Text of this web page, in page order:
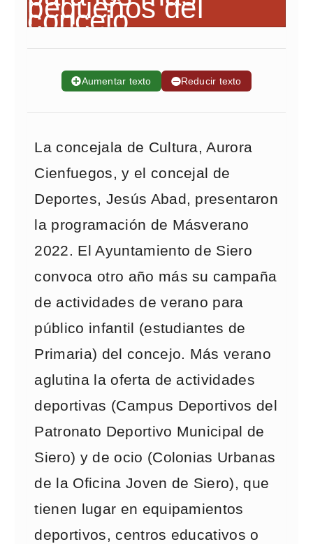
➕Aumentar texto ➖Reducir texto
La concejala de Cultura, Aurora
Cienfuegos, y el concejal de
Deportes, Jesús Abad, presentaron
la programación de Másverano
2022. El Ayuntamiento de Siero
convoca otro año más su campaña
de actividades de verano para
público infantil (estudiantes de
Primaria) del concejo. Más verano
aglutina la oferta de actividades
deportivas (Campus Deportivos del
Patronato Deportivo Municipal de
Siero) y de ocio (Colonias Urbanas
de la Oficina Joven de Siero), que
tienen lugar en equipamientos
deportivos, centros educativos o